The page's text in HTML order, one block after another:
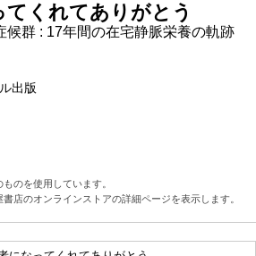
くれてありがとう
候群 : 17年間の在宅静脈栄養の軌跡
出版
のを使用しています。
店のオンラインストアの詳細ページを表示します。